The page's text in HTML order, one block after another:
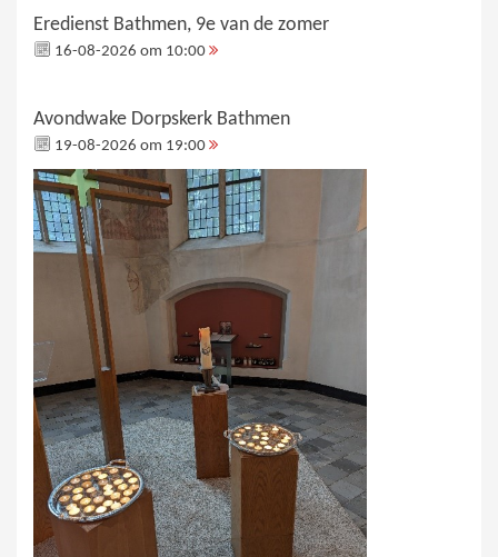
Eredienst Bathmen, 9e van de zomer
16-08-2026 om 10:00
Avondwake Dorpskerk Bathmen
19-08-2026 om 19:00